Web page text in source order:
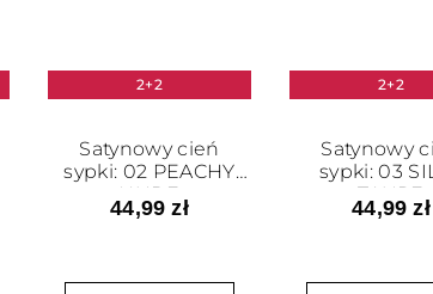
2+2
Satynowy cień
sypki: 02 PEACHY
NUDE
44,99 zł
2+2
Satynowy
sypki: 03
TAUPE
44,99 zł